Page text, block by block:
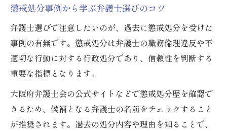
懲戒処分事例から学ぶ弁護士選びのコツ
弁護士選びで注意したいのが、過去に懲戒処分を受けた
事例の有無です。懲戒処分は弁護士の職務倫理違反や不
適切な行動に対する行政処分であり、信頼性を判断する
重要な指標となります。
大阪府弁護士会の公式サイトなどで懲戒処分歴を確認で
きるため、候補となる弁護士の名前をチェックすること
が推奨されます。過去の処分内容や理由を知ることで、